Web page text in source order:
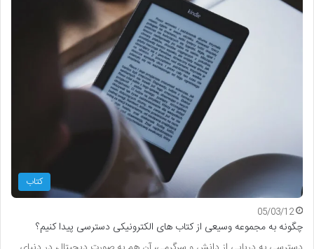
کتاب
05/03/12
چگونه به مجموعه وسیعی از کتاب های الکترونیکی دسترسی پیدا کنیم؟